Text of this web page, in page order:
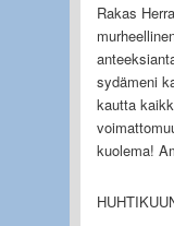
Rakas
sydämeni
kautta
kuolema!